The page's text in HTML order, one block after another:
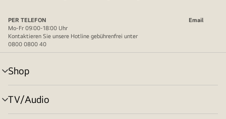
PER TELEFON
Email
Mo-Fr 09:00-18:00 Uhr
Kontaktieren Sie unsere Hotline gebührenfrei unter
0800 0800 40
Shop
Menü
umschalten
TV/Audio
Menü
umschalten